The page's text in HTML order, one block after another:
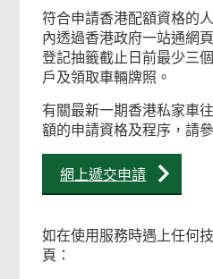
符合申請香港配額資格的
內透過香港政府一站通網
登記抽籤截止日前最少三
戶及領取車輛牌照。
有關最新一期香港私家車
額的申請資格及程序，請
網上遞交申請
如在使用服務時遇上任何
頁：